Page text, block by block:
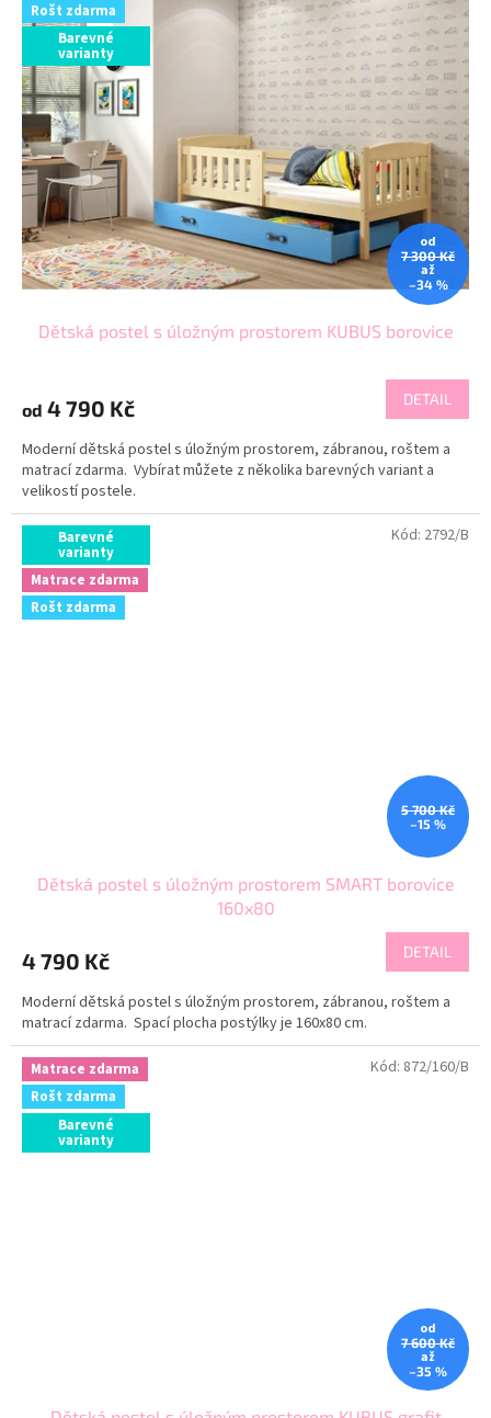
Rošt zdarma
Barevné
varianty
od
7 300 Kč
až
–34 %
Dětská postel s úložným prostorem KUBUS borovice
od 4 790 Kč DETAIL
Moderní dětská postel s úložným prostorem, zábranou, roštem a
matrací zdarma. Vybírat můžete z několika barevných variant a
velikostí postele.
Barevné
varianty
Matrace zdarma
Rošt zdarma
5 700 Kč
–15 %
Dětská postel s úložným prostorem SMART borovice
160x80
4 790 Kč DETAIL
Moderní dětská postel s úložným prostorem, zábranou, roštem a
matrací zdarma. Spací plocha postýlky je 160x80 cm.
Kód: 2792/B
Matrace zdarma
Rošt zdarma
Barevné
varianty
od
7 600 Kč
až
–35 %
Kód: 872/160/B